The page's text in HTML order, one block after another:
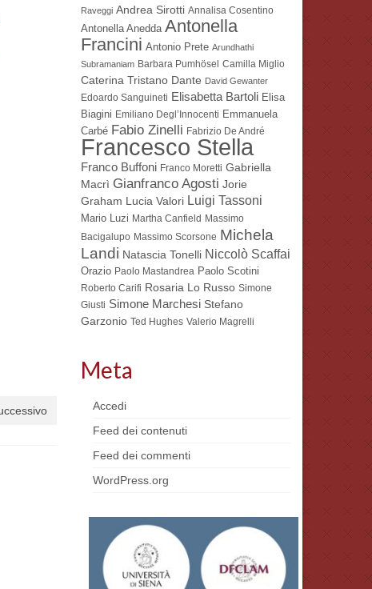
Raveggi Andrea Sirotti Annalisa Cosentino
Antonella Anedda Antonella
Francini Antonio Prete Arundhathi
Subramaniam Barbara Pumhösel Camilla Miglio
Caterina Tristano Dante David Gewanter
Edoardo Sanguineti Elisabetta Bartoli Elisa
Biagini Emiliano Degl’Innocenti Emmanuela
Carbé Fabio Zinelli Fabrizio De André
Francesco Stella
Franco Buffoni Franco Moretti Gabriella
Macrì Gianfranco Agosti Jorie
Graham Lucia Valori Luigi Tassoni
Mario Luzi Martha Canfield Massimo
Bacigalupo Massimo Scorsone Michela
Landi Natascia Tonelli Niccolò Scaffai
Orazio Paolo Mastandrea Paolo Scotini
Roberto Carifi Rosaria Lo Russo Simone
Giusti Simone Marchesi Stefano
Garzonio Ted Hughes Valerio Magrelli
Meta
Accedi
Feed dei contenuti
Feed dei commenti
WordPress.org